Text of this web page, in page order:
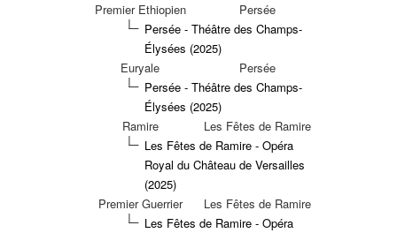
Premier Ethiopien
Persée
Persée - Théâtre des Champs-
Élysées (2025)
Euryale
Persée
Persée - Théâtre des Champs-
Élysées (2025)
Ramire
Les Fêtes de Ramire
Les Fêtes de Ramire - Opéra
Royal du Château de Versailles
(2025)
Premier Guerrier
Les Fêtes de Ramire
Les Fêtes de Ramire - Opéra